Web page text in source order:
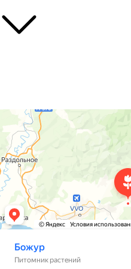
Божур
Питомник растений в Приморском крае